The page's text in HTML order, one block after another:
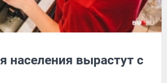
населения вырастут с